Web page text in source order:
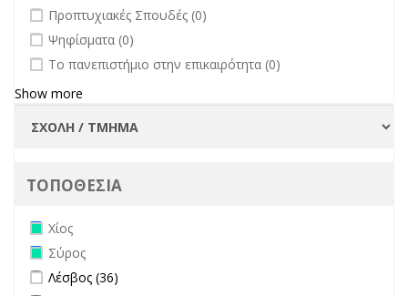
undefined
Προπτυχιακές Σπουδές (0)
undefined
Ψηφίσματα (0)
undefined
Το πανεπιστήμιο στην επικαιρότητα (0)
Show more
ΤΟΠΟΘΕΣΙΑ
Remove Χίος filter
Χίος
Remove Σύρος filter
Σύρος
Apply Λέσβος filter
Λέσβος (36)